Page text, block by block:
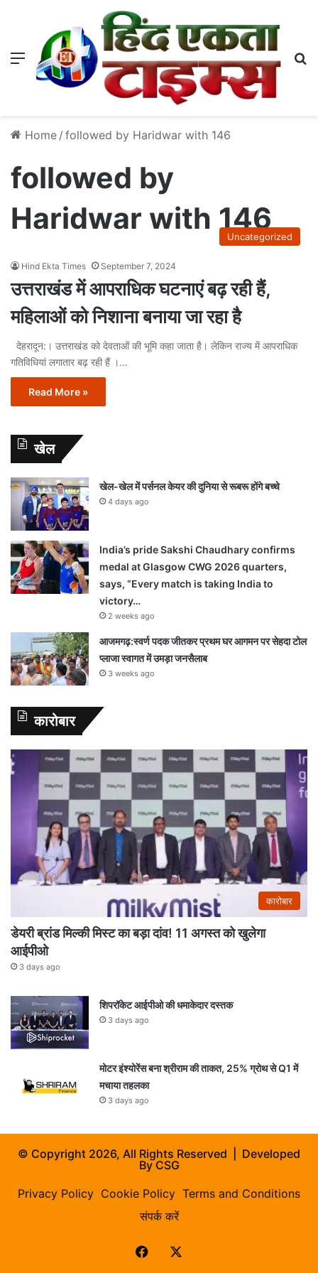
Menu
Home / followed by Haridwar with 146
followed by
Haridwar with 146
Uncategorized
Hind Ekta Times September 7, 2024
उत्तराखंड में आपराधिक घटनाएं बढ़ रही हैं,
महिलाओं को निशाना बनाया जा रहा है
देहरादून:। उत्तराखंड को देवताओं की भूमि कहा जाता है। लेकिन राज्‍य में आपराधिक
गतिविधियां लगातार बढ़ रही हैं ।…
Read More »
खेल
खेल-खेल में पर्सनल केयर की दुनिया से रूबरू होंगे बच्चे
4 days ago
India’s pride Sakshi Chaudhary confirms
medal at Glasgow CWG 2026 quarters,
says, “Every match is taking India to
victory…
2 weeks ago
आजमगढ़:स्वर्ण पदक जीतकर प्रथम घर आगमन पर सेहदा टोल
प्लाजा स्वागत में उमड़ा जनसैलाब
3 weeks ago
कारोबार
कारोबार
डेयरी ब्रांड मिल्की मिस्ट का बड़ा दांव! 11 अगस्त को खुलेगा
आईपीओ
3 days ago
शिपरॉकेट आईपीओ की धमाकेदार दस्तक
3 days ago
मोटर इंश्योरेंस बना श्रीराम की ताकत, 25% ग्रोथ से Q1 में
मचाया तहलका
3 days ago
© Copyright 2026, All Rights Reserved | Developed
ByCSG
Privacy Policy Cookie Policy Terms and Conditions
संपर्क करें
Facebook